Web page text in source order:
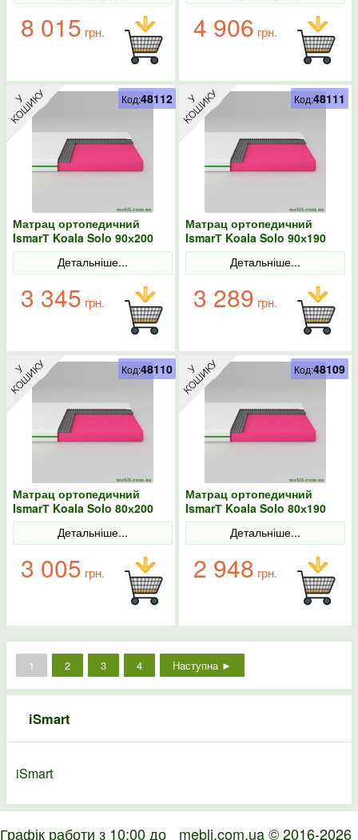
8 015 грн. 4 906 грн.
Матрац ортопедичний
IsmarТ Koala Solo 90х200
безпружинний
Детальніше...
3 345 грн.
Код:48112
Матрац ортопедичний
IsmarТ Koala Solo 90х190
безпружинний
Детальніше...
3 289 грн.
Код:48111
Матрац ортопедичний
IsmarТ Koala Solo 80х200
безпружинний
Детальніше...
3 005 грн.
Код:48110
Матрац ортопедичний
IsmarТ Koala Solo 80х190
безпружинний
Детальніше...
2 948 грн.
Код:48109
1 2 3 4 Наступна ►
iSmart
iSmart
Графік работи з 10:00 до mebli.com.ua © 2016-2026